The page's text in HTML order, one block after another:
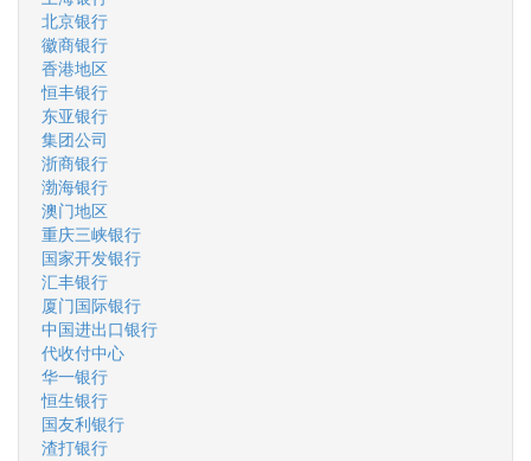
北京银行
徽商银行
香港地区
恒丰银行
东亚银行
集团公司
浙商银行
渤海银行
澳门地区
重庆三峡银行
国家开发银行
汇丰银行
厦门国际银行
中国进出口银行
代收付中心
华一银行
恒生银行
国友利银行
渣打银行